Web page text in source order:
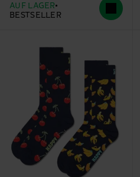
AUF LAGER
BESTSELLER